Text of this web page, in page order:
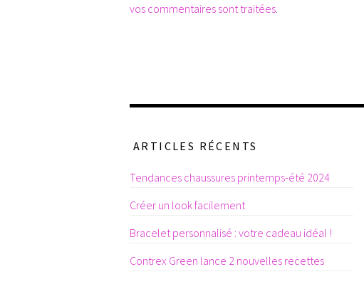
vos commentaires sont traitées
ARTICLES RÉCENTS
Tendances chaussures printemps-été 2024
Créer un look facilement
Bracelet personnalisé : votre cadeau idéal !
Contrex Green lance 2 nouvelles recettes